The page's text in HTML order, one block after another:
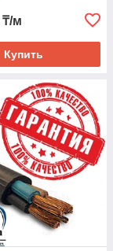
₸/м
Купить